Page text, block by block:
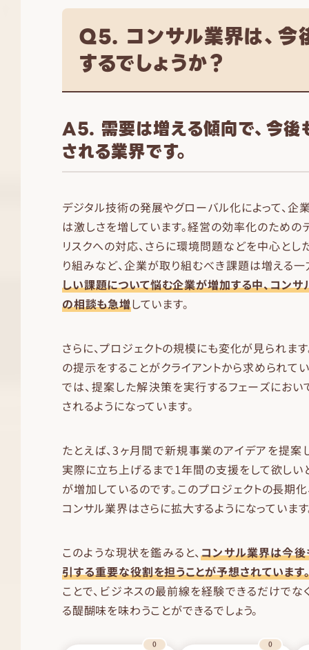
Q5. コンサル業界は、今
するでしょうか？
A5. 需要は増える傾向で、今後
される業界です。
デジタル技術の発展やグローバル化によって、企
は激しさを増しています。経営の効率化のための
リスクへの対応、さらに環境問題などを中心とし
り組みなど、企業が取り組むべき課題は増える一
しい課題について悩む企業が増加する中、コンサ
の相談も急増しています。
さらに、プロジェクトの規模にも変化が見られま
の提示をすることがクライアントから求められて
では、提案した解決策を実行するフェーズにおい
されるようになっています。
たとえば、3ヶ月間で新規事業のアイデアを提案
実際に立ち上げるまで1年間の支援をして欲しい
が増加しているのです。このプロジェクトの長期
コンサル業界はさらに拡大するようになっています
このような現状を鑑みると、コンサル業界は今
引する重要な役割を担うことが予想されています
ことで、ビジネスの最前線を経験できるだけでな
る醍醐味を味わうことができるでしょう。
0 0